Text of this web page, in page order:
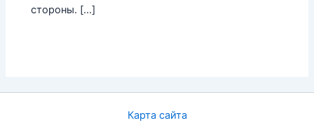
стороны. […]
Карта сайта